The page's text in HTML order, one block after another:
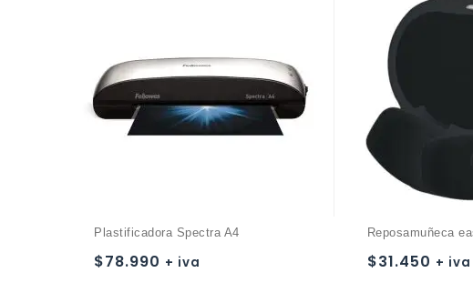
Plastificadora Spectra A4
$78.990 + iva
Reposamuñeca
$31.450 + iva